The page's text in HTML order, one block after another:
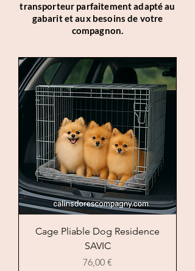
transporteur parfaitement adapté au
gabarit et aux besoins de votre
compagnon.
Cage Pliable Dog Residence
SAVIC
Prezzo
76,00 €